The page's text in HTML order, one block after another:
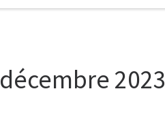
décembre 2023